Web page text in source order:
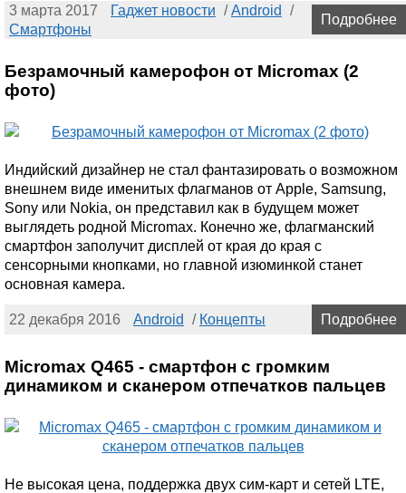
3 марта 2017 Гаджет новости /Android
/
Смартфоны
Подробнее
Безрамочный камерофон от Micromax (2
фото)
Индийский дизайнер не стал фантазировать о возможном
внешнем виде именитых флагманов от Apple, Samsung,
Sony или Nokia, он представил как в будущем может
выглядеть родной Micromax. Конечно же, флагманский
смартфон заполучит дисплей от края до края с
сенсорными кнопками, но главной изюминкой станет
основная камера.
22 декабря 2016 Android / Концепты Подробнее
Micromax Q465 - смартфон с громким
динамиком и сканером отпечатков пальцев
Не высокая цена, поддержка двух сим-карт и сетей LTE,